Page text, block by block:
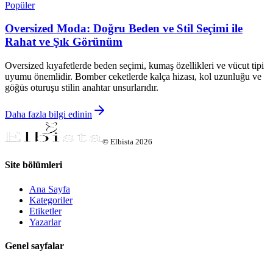
Popüler
Oversized Moda: Doğru Beden ve Stil Seçimi ile
Rahat ve Şık Görünüm
Oversized kıyafetlerde beden seçimi, kumaş özellikleri ve vücut tipi
uyumu önemlidir. Bomber ceketlerde kalça hizası, kol uzunluğu ve
göğüs oturuşu stilin anahtar unsurlarıdır.
Daha fazla bilgi edinin
© Elbista 2026
Site bölümleri
Ana Sayfa
Kategoriler
Etiketler
Yazarlar
Genel sayfalar